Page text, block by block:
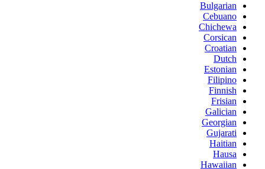
Bulgarian
Cebuano
Chichewa
Corsican
Croatian
Dutch
Estonian
Filipino
Finnish
Frisian
Galician
Georgian
Gujarati
Haitian
Hausa
Hawaiian